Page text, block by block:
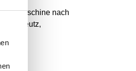
nach
Deutz,